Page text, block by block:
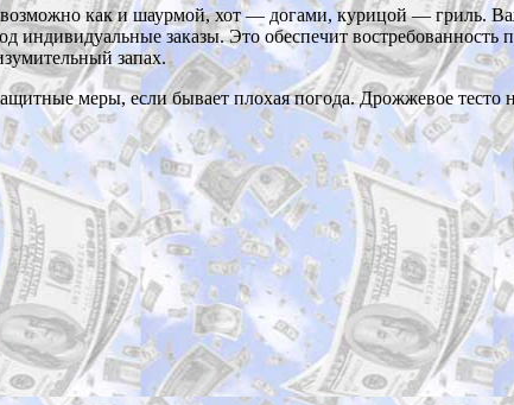
как и шаурмой, хот — догами, курицой — гриль.
заказы. Это обеспечит
запах.
меры, если бывает плохая погода. Дрожжевое тесто